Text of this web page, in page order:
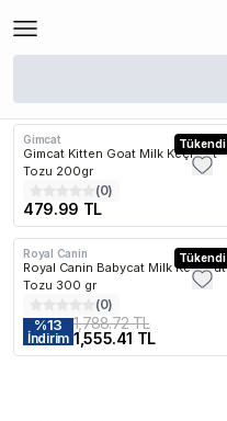
/
Tükendi
Gimcat
Gimcat Kitten Goat Milk Keçi Süt
Tozu 200gr
(0)
479.99 TL
Kargo Bedava Tükendi
Royal Canin
Royal Canin Babycat Milk Kedi Süt
Tozu 300 gr
(0)
%13
İndirim
1,788.72 TL
1,555.41 TL